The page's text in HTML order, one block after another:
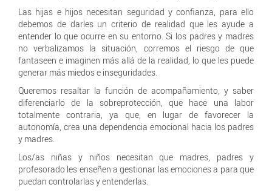
Las hijas e hijos necesitan seguridad y confianza, para ello
debemos de darles un criterio de realidad que les ayude a
entender lo que ocurre en su entorno. Si los padres y madres
no verbalizamos la situación, corremos el riesgo de que
fantaseen e imaginen más allá de la realidad, lo que les puede
generar más miedos e inseguridades.
Queremos resaltar la función de acompañamiento, y saber
diferenciarlo de la sobreprotección, que hace una labor
totalmente contraria, ya que, en lugar de favorecer la
autonomía, crea una dependencia emocional hacia los padres
y madres.
Los/as niñas y niños necesitan que madres, padres y
profesorado les enseñen a gestionar las emociones a para que
puedan controlarlas y entenderlas.